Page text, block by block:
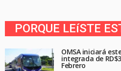
PORQUE LEíSTE
OMSA iniciará
integrada de
Febrero